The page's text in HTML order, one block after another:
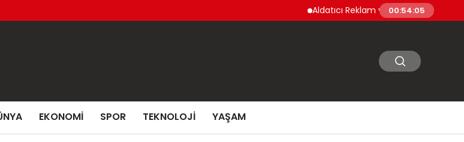
Aldatıcı Reklam ve Uygulamalara Yeni
00:54:06
EKONOMI SPOR TEKNOLOJI YAŞAM